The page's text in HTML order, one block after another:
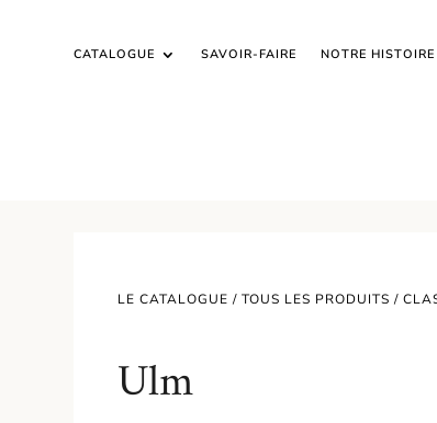
CATALOGUE SAVOIR-FAIRE NOTRE HISTOIRE
LE CATALOGUE /TOUS LES PRODUITS /
Ulm